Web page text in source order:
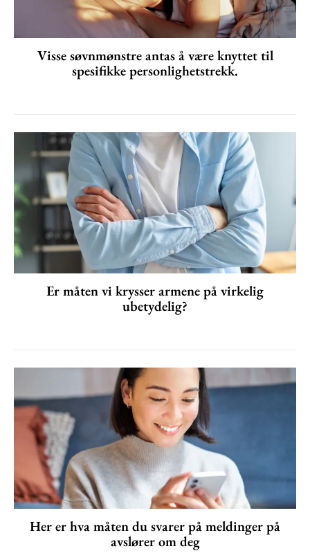
Visse søvnmønstre antas å være knyttet til
spesifikke personlighetstrekk.
Er måten vi krysser armene på virkelig
ubetydelig?
Her er hva måten du svarer på meldinger på
avslører om deg